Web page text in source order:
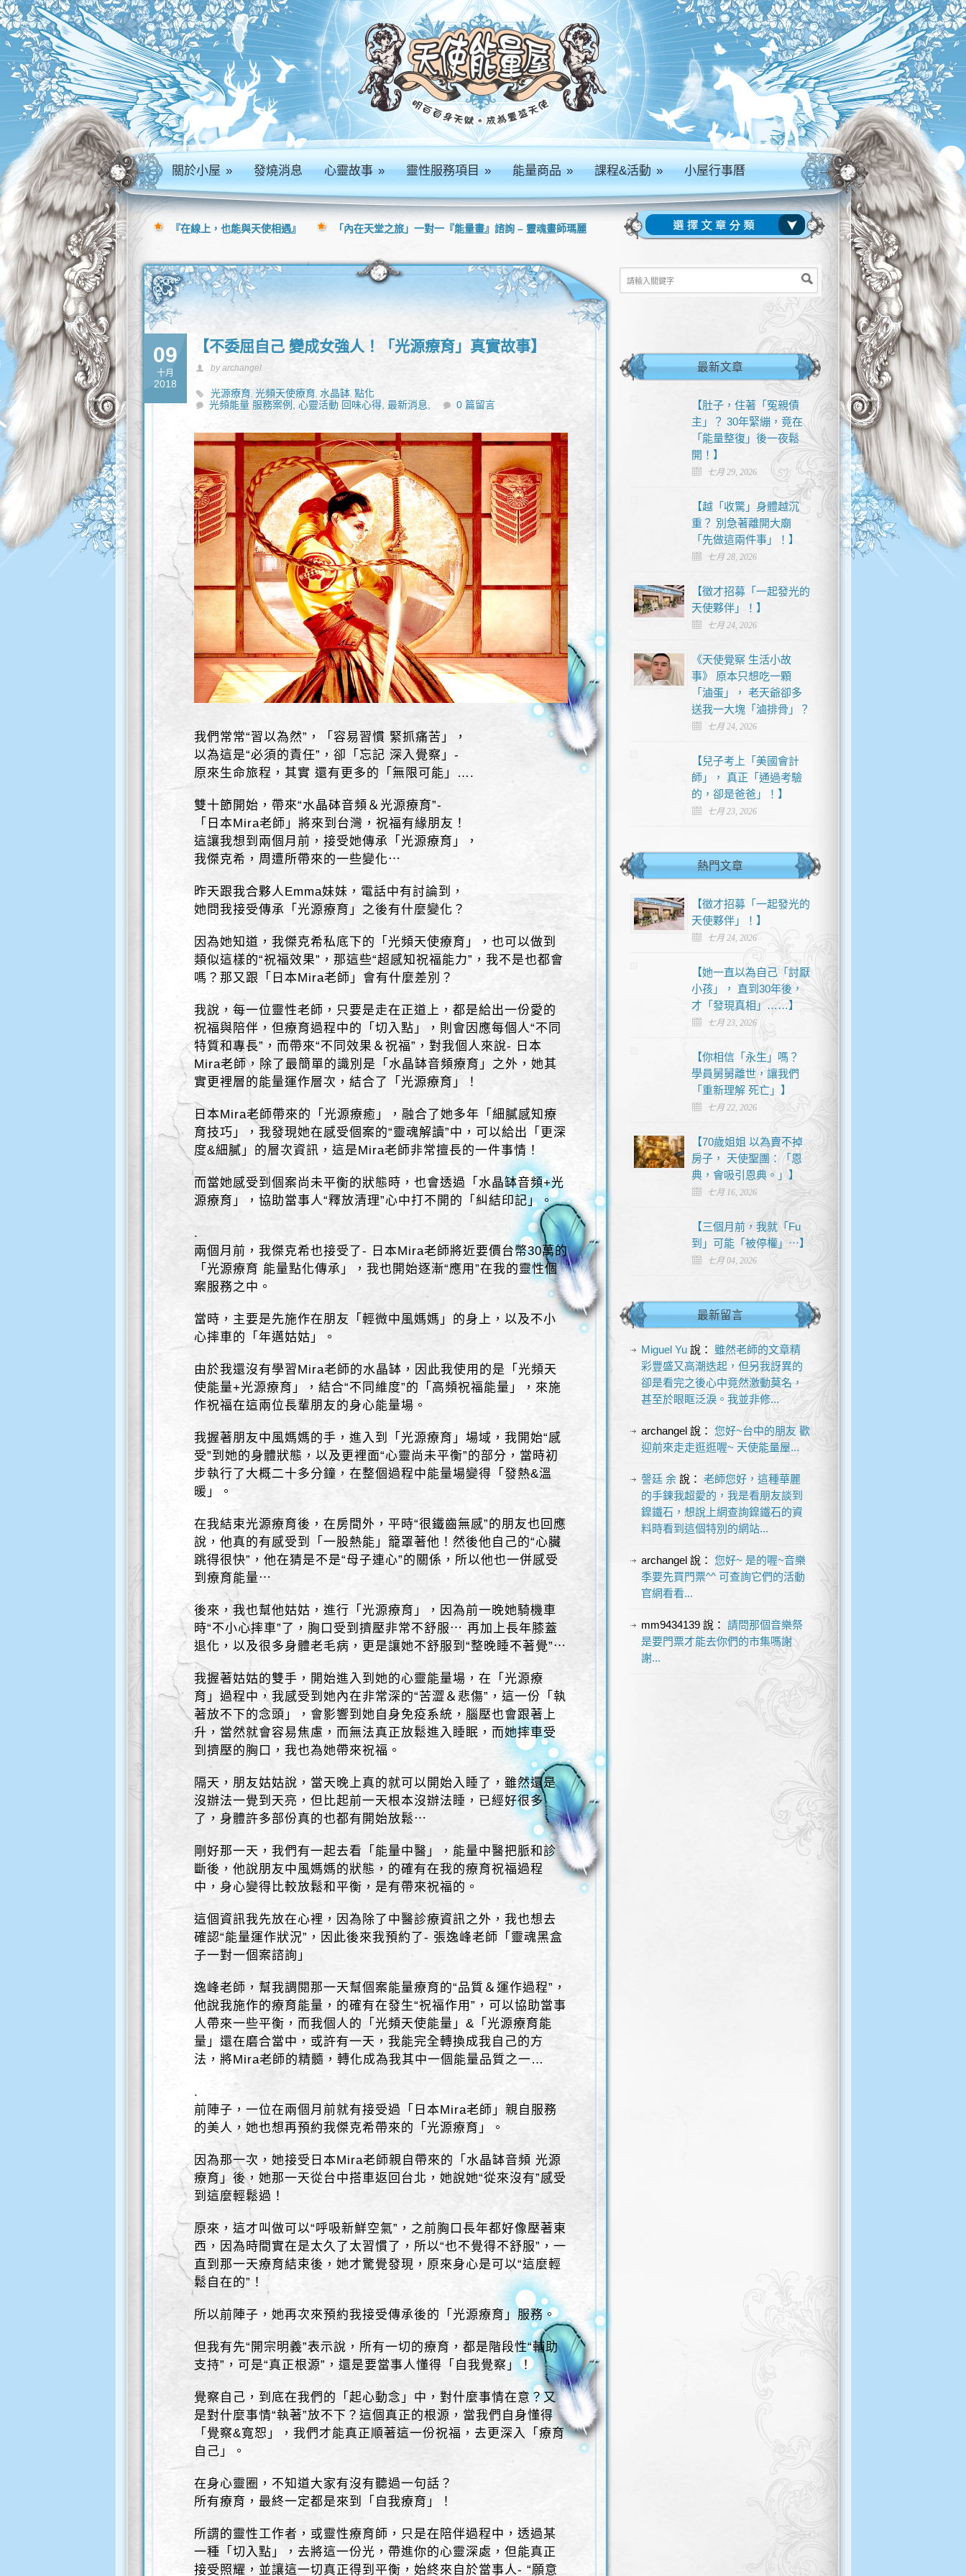
關於小屋» 發燒消息 心靈故事» 靈性服務項目» 能量商品» 課程&活動» 小屋行事曆
09
十月
2018
【不委屈自己 變成女強人！「光源療育」真實故事】
by archangel
光源療育, 光頻天使療育, 水晶缽, 點化
光頻能量 服務案例, 心靈活動 回味心得, 最新消息, 0 篇留言
我們常常“習以為然”，「容易習慣 緊抓痛苦」，
以為這是“必須的責任”，卻「忘記 深入覺察」-
原來生命旅程，其實 還有更多的「無限可能」….
雙十節開始，帶來“水晶砵音頻＆光源療育”-
「日本Mira老師」將來到台灣，祝福有緣朋友！
這讓我想到兩個月前，接受她傳承「光源療育」，
我傑克希，周遭所帶來的一些變化⋯
昨天跟我合夥人Emma妹妹，電話中有討論到，
她問我接受傳承「光源療育」之後有什麼變化？
因為她知道，我傑克希私底下的「光頻天使療育」，也可以做到
類似這樣的“祝福效果”，那這些“超感知祝福能力”，我不是也都會
嗎？那又跟「日本Mira老師」會有什麼差別？
我說，每一位靈性老師，只要是走在正道上，都是給出一份愛的
祝福與陪伴，但療育過程中的「切入點」，則會因應每個人“不同
特質和專長”，而帶來“不同效果＆祝福”，對我個人來說- 日本
Mira老師，除了最簡單的識別是「水晶缽音頻療育」之外，她其
實更裡層的能量運作層次，結合了「光源療育」！
日本Mira老師帶來的「光源療癒」，融合了她多年「細膩感知療
育技巧」，我發現她在感受個案的“靈魂解讀”中，可以給出「更深
度&細膩」的層次資訊，這是Mira老師非常擅長的一件事情！
而當她感受到個案尚未平衡的狀態時，也會透過「水晶缽音頻+光
源療育」，協助當事人“釋放清理”心中打不開的「糾結印記」。
.
兩個月前，我傑克希也接受了- 日本Mira老師將近要價台幣30萬的
「光源療育 能量點化傳承」，我也開始逐漸“應用”在我的靈性個
案服務之中。
當時，主要是先施作在朋友「輕微中風媽媽」的身上，以及不小
心摔車的「年邁姑姑」。
由於我還沒有學習Mira老師的水晶缽，因此我使用的是「光頻天
使能量+光源療育」，結合“不同維度”的「高頻祝福能量」，來施
作祝福在這兩位長輩朋友的身心能量場。
我握著朋友中風媽媽的手，進入到「光源療育」場域，我開始“感
受”到她的身體狀態，以及更裡面“心靈尚未平衡”的部分，當時初
步執行了大概二十多分鐘，在整個過程中能量場變得「發熱&溫
暖」。
在我結束光源療育後，在房間外，平時“很鐵齒無感”的朋友也回應
說，他真的有感受到「一股熱能」籠罩著他！然後他自己的“心臟
跳得很快”，他在猜是不是“母子連心”的關係，所以他也一併感受
到療育能量⋯
後來，我也幫他姑姑，進行「光源療育」，因為前一晚她騎機車
時“不小心摔車”了，胸口受到擠壓非常不舒服⋯ 再加上長年膝蓋
退化，以及很多身體老毛病，更是讓她不舒服到“整晚睡不著覺”⋯
我握著姑姑的雙手，開始進入到她的心靈能量場，在「光源療
育」過程中，我感受到她內在非常深的“苦澀＆悲傷”，這一份「執
著放不下的念頭」，會影響到她自身免疫系統，腦壓也會跟著上
升，當然就會容易焦慮，而無法真正放鬆進入睡眠，而她摔車受
到擠壓的胸口，我也為她帶來祝福。
隔天，朋友姑姑說，當天晚上真的就可以開始入睡了，雖然還是
沒辦法一覺到天亮，但比起前一天根本沒辦法睡，已經好很多
了，身體許多部份真的也都有開始放鬆⋯
剛好那一天，我們有一起去看「能量中醫」，能量中醫把脈和診
斷後，他說朋友中風媽媽的狀態，的確有在我的療育祝福過程
中，身心變得比較放鬆和平衡，是有帶來祝福的。
這個資訊我先放在心裡，因為除了中醫診療資訊之外，我也想去
確認“能量運作狀況”，因此後來我預約了- 張逸峰老師「靈魂黑盒
子一對一個案諮詢」
逸峰老師，幫我調閱那一天幫個案能量療育的“品質＆運作過程”，
他說我施作的療育能量，的確有在發生“祝福作用”，可以協助當事
人帶來一些平衡，而我個人的「光頻天使能量」&「光源療育能
量」還在磨合當中，或許有一天，我能完全轉換成我自己的方
法，將Mira老師的精髓，轉化成為我其中一個能量品質之一…
.
前陣子，一位在兩個月前就有接受過「日本Mira老師」親自服務
的美人，她也想再預約我傑克希帶來的「光源療育」。
因為那一次，她接受日本Mira老師親自帶來的「水晶缽音頻 光源
療育」後，她那一天從台中搭車返回台北，她說她“從來沒有”感受
到這麼輕鬆過！
原來，這才叫做可以“呼吸新鮮空氣”，之前胸口長年都好像壓著東
西，因為時間實在是太久了太習慣了，所以“也不覺得不舒服”，一
直到那一天療育結束後，她才驚覺發現，原來身心是可以“這麼輕
鬆自在的”！
所以前陣子，她再次來預約我接受傳承後的「光源療育」服務。
但我有先“開宗明義”表示說，所有一切的療育，都是階段性“輔助
支持”，可是“真正根源”，還是要當事人懂得「自我覺察」！
覺察自己，到底在我們的「起心動念」中，對什麼事情在意？又
是對什麼事情“執著”放不下？這個真正的根源，當我們自身懂得
「覺察&寬恕」，我們才能真正順著這一份祝福，去更深入「療育
自己」。
在身心靈圈，不知道大家有沒有聽過一句話？
所有療育，最終一定都是來到「自我療育」！
所謂的靈性工作者，或靈性療育師，只是在陪伴過程中，透過某
一種「切入點」，去將這一份光，帶進你的心靈深處，但能真正
接受照耀，並讓這一切真正得到平衡，始終來自於當事人- “願意
最新文章
【肚子，住著「冤親債
主」？ 30年緊繃，竟在
「能量整復」後一夜鬆
開！】
七月 29, 2026
【越「收驚」身體越沉
重？ 別急著離開大廟
「先做這兩件事」！】
七月 28, 2026
【徵才招募「一起發光的
天使夥伴」！】
七月 24, 2026
《天使覺察 生活小故
事》 原本只想吃一顆
「滷蛋」， 老天爺卻多
送我一大塊「滷排骨」？
七月 24, 2026
【兒子考上「美國會計
師」， 真正「通過考驗
的，卻是爸爸」！】
七月 23, 2026
熱門文章
【徵才招募「一起發光的
天使夥伴」！】
七月 24, 2026
【她一直以為自己「討厭
小孩」， 直到30年後，
才「發現真相」……】
七月 23, 2026
【你相信「永生」嗎？
學員舅舅離世，讓我們
「重新理解 死亡」】
七月 22, 2026
【70歲姐姐 以為賣不掉
房子， 天使聖團：「恩
典，會吸引恩典。」】
七月 16, 2026
【三個月前，我就「Fu
到」可能「被停權」⋯】
七月 04, 2026
最新留言
Miguel Yu說： 雖然老師的文章精
彩豐盛又高潮迭起，但另我訝異的
卻是看完之後心中竟然激動莫名，
甚至於眼眶泛淚。我並非修...
archangel說： 您好~台中的朋友 歡
迎前來走走逛逛喔~ 天使能量屋...
謦廷 余說： 老師您好，這種華麗
的手鍊我超愛的，我是看朋友談到
鎳鐵石，想說上網查詢鎳鐵石的資
料時看到這個特別的網站...
archangel說： 您好~ 是的喔~音樂
季要先買門票^^ 可查詢它們的活動
官網看看...
mm9434139說： 請問那個音樂祭
是要門票才能去你們的市集嗎謝
謝...
『在線上，也能與天使相遇』 「內在天堂之旅」一對一『能量畫』諮詢 – 靈魂畫師瑪麗